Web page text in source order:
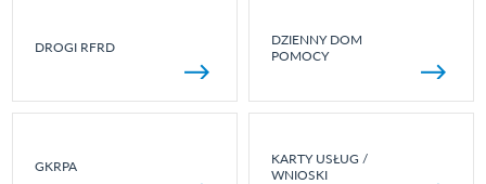
DROGI RFRD
DZIENNY DOM
POMOCY
GKRPA
KARTY USŁUG /
WNIOSKI